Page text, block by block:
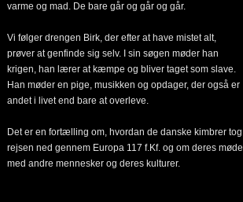
varme og mad. De bare går og går og går.
Vi følger drengen Birk, der efter at have mistet alt,
prøver at genfinde sig selv. I sin søgen møder han
krigen, han lærer at kæmpe og bliver taget som slave.
Han møder en pige, musikken og opdager, der også er
andet i livet end bare at overleve.
Det er en fortælling om, hvordan de danske kimbrer tog
rejsen ned gennem Europa 117 f.Kf. og om deres møde
med andre mennesker og deres kulturer.